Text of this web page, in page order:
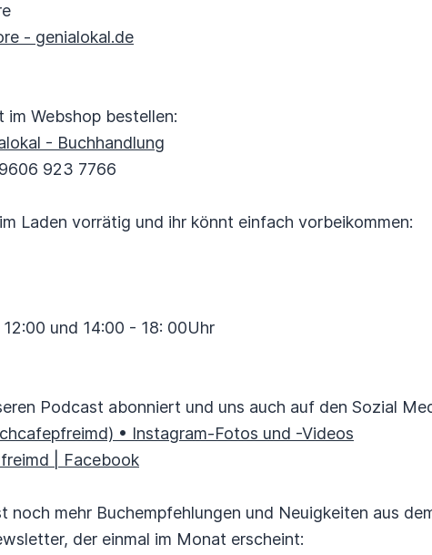
- genialokal.de
Webshop bestellen:
- Buchhandlung
923 7766
Laden vorrätig und ihr könnt einfach vorbeikommen:
und 14:00 - 18: 00Uhr
Podcast abonniert und uns auch auf den Sozial
• Instagram-Fotos und -Videos
| Facebook
noch mehr Buchempfehlungen und Neuigkeiten aus
der einmal im Monat erscheint: